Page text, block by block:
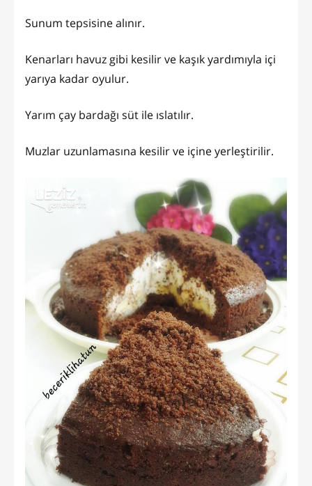
Sunum tepsisine alınır.
Kenarları havuz gibi kesilir ve kaşık yardımıyla içi
yarıya kadar oyulur.
Yarım çay bardağı süt ile ıslatılır.
Muzlar uzunlamasına kesilir ve içine yerleştirilir.